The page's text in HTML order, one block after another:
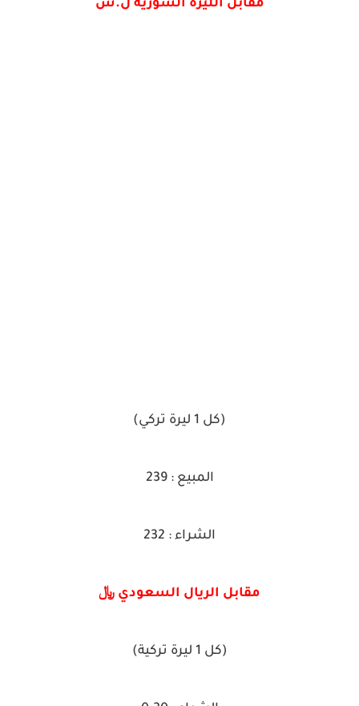
مقابل الليرة السورية ل.س
(كل 1 ليرة تركي)
المبيع : 239
الشراء : 232
مقابل الريال السعودي ﷼
(كل 1 ليرة تركية)